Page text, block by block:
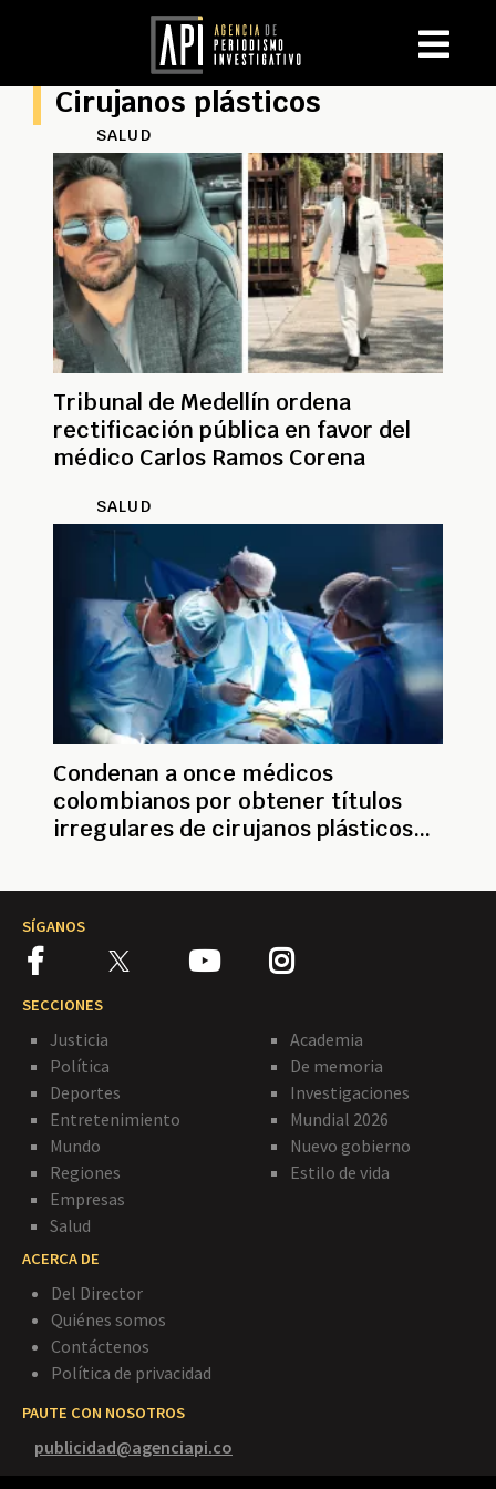
Cirujanos plásticos
SALUD
Tribunal de Medellín ordena
rectificación pública en favor del
médico Carlos Ramos Corena
SALUD
Condenan a once médicos
colombianos por obtener títulos
irregulares de cirujanos plásticos
SÍGANOS
SECCIONES
Justicia
Política
Deportes
Entretenimiento
Mundo
Regiones
Empresas
Salud
Academia
De memoria
Investigaciones
Mundial 2026
Nuevo gobierno
Estilo de vida
ACERCA DE
Del Director
Quiénes somos
Contáctenos
Política de privacidad
PAUTE CON NOSOTROS
publicidad@agenciapi.co